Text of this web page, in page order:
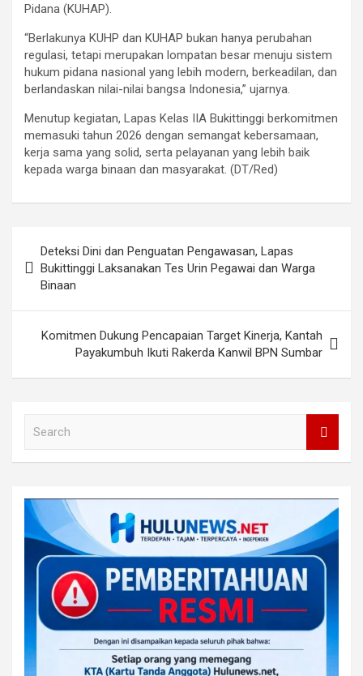
Pidana (KUHAP).
“Berlakunya KUHP dan KUHAP bukan hanya perubahan
regulasi, tetapi merupakan lompatan besar menuju sistem
hukum pidana nasional yang lebih modern, berkeadilan, dan
berlandaskan nilai-nilai bangsa Indonesia,” ujarnya.
Menutup kegiatan, Lapas Kelas IIA Bukittinggi berkomitmen
memasuki tahun 2026 dengan semangat kebersamaan,
kerja sama yang solid, serta pelayanan yang lebih baik
kepada warga binaan dan masyarakat. (DT/Red)
navigation
Deteksi Dini dan Penguatan Pengawasan, Lapas
Bukittinggi Laksanakan Tes Urin Pegawai dan Warga
Binaan
Komitmen Dukung Pencapaian Target Kinerja, Kantah
Payakumbuh Ikuti Rakerda Kanwil BPN Sumbar
h